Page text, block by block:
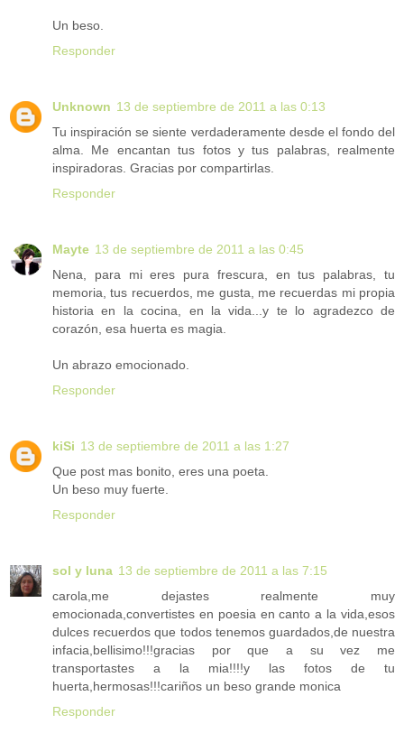
Un beso.
Responder
Unknown 13 de septiembre de 2011 a las 0:13
Tu inspiración se siente verdaderamente desde el fondo del
alma. Me encantan tus fotos y tus palabras, realmente
inspiradoras. Gracias por compartirlas.
Responder
Mayte 13 de septiembre de 2011 a las 0:45
Nena, para mi eres pura frescura, en tus palabras, tu
memoria, tus recuerdos, me gusta, me recuerdas mi propia
historia en la cocina, en la vida...y te lo agradezco de
corazón, esa huerta es magia.
Un abrazo emocionado.
Responder
kiSi 13 de septiembre de 2011 a las 1:27
Que post mas bonito, eres una poeta.
Un beso muy fuerte.
Responder
sol y luna 13 de septiembre de 2011 a las 7:15
carola,me dejastes realmente muy
emocionada,convertistes en poesia en canto a la vida,esos
dulces recuerdos que todos tenemos guardados,de nuestra
infacia,bellisimo!!!gracias por que a su vez me
transportastes a la mia!!!!y las fotos de tu
huerta,hermosas!!!cariños un beso grande monica
Responder